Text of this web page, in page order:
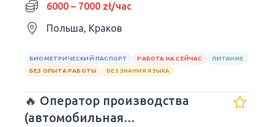
6000 – 7000 zł/час
Польша, Краков
БИОМЕТРИЧЕСКИЙ ПАСПОРТ РАБОТА НА СЕЙЧАС
ПИТАНИЕ
БЕЗ ОПЫТА РАБОТЫ
БЕЗ ЗНАНИЯ ЯЗЫКА
🔥 Оператор производства
(автомобильная